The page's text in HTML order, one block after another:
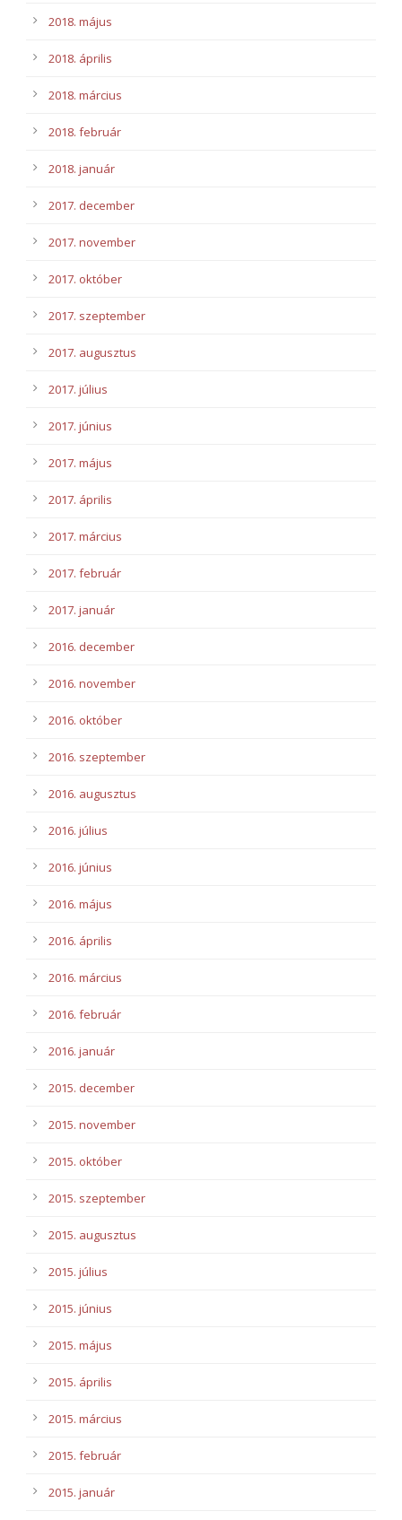
2018. május
2018. április
2018. március
2018. február
2018. január
2017. december
2017. november
2017. október
2017. szeptember
2017. augusztus
2017. július
2017. június
2017. május
2017. április
2017. március
2017. február
2017. január
2016. december
2016. november
2016. október
2016. szeptember
2016. augusztus
2016. július
2016. június
2016. május
2016. április
2016. március
2016. február
2016. január
2015. december
2015. november
2015. október
2015. szeptember
2015. augusztus
2015. július
2015. június
2015. május
2015. április
2015. március
2015. február
2015. január